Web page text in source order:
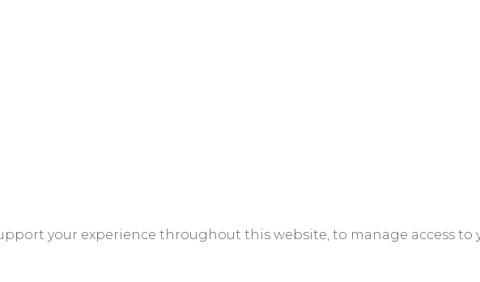
your experience throughout this website, to manage access